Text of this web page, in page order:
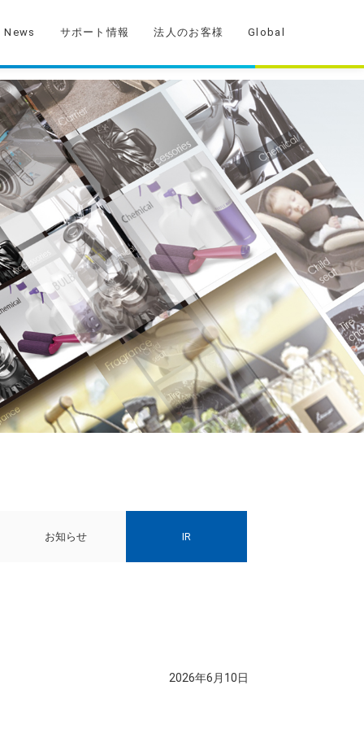
News サポート情報 法人のお客様 Global
お知らせ IR
2026年6月10日